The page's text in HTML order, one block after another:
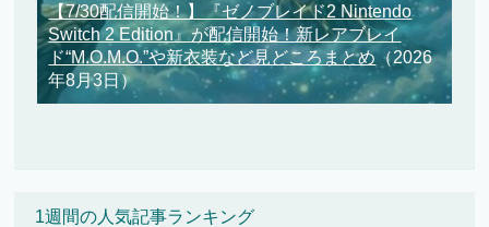
【7/30配信開始！】『ゼノブレイド2 Nintendo
Switch 2 Edition』が配信開始！新レアブレイ
ド“M.O.M.O.”や新衣装など見どころまとめ（2026
年8月3日）
1週間の人気記事ランキング